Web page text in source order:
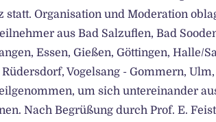
statt. Organisation und Moderation
aus Bad Salzuflen, Bad
Essen, Gießen, Göttingen, Halle/
Vogelsang - Gommern,
um sich untereinander
Nach Begrüßung durch Prof. E.